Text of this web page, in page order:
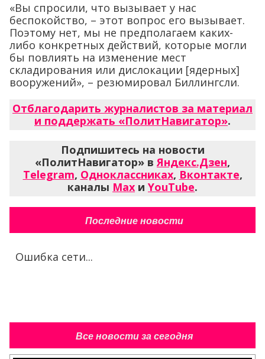
«Вы спросили, что вызывает у нас
беспокойство, – этот вопрос его вызывает.
Поэтому нет, мы не предполагаем каких-
либо конкретных действий, которые могли
бы повлиять на изменение мест
складирования или дислокации [ядерных]
вооружений», – резюмировал Биллингсли.
Отблагодарить журналистов за материал
и поддержать «ПолитНавигатор».
Подпишитесь на новости
«ПолитНавигатор» вЯндекс.Дзен,
Telegram, Одноклассниках, Вконтакте,
каналы Max и YouTube.
Последние новости
Ошибка сети...
Все новости за сегодня